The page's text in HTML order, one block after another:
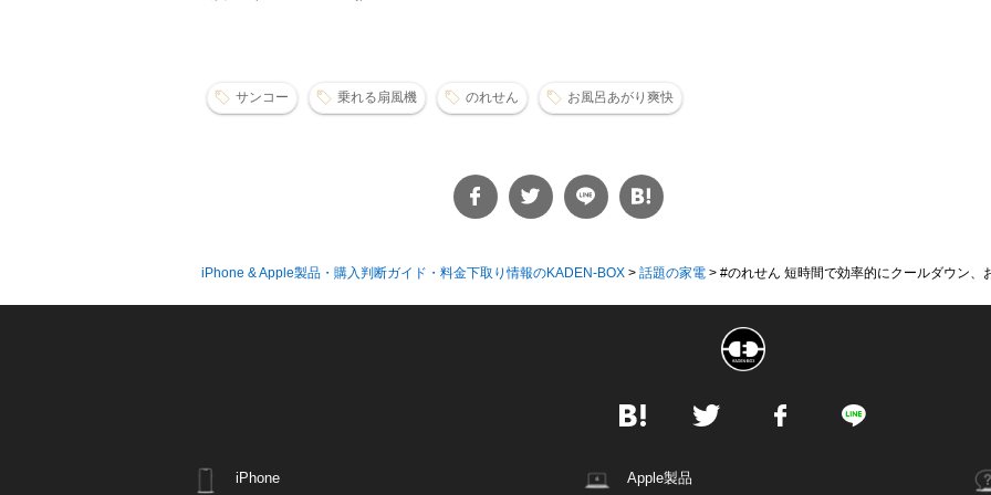
サンコー 乗れる扇風機 のれせん お風呂あがり爽快
iPhone & Apple製品・購入判断ガイド・料金下取り情報のKADEN-BOX > 話題の家電 > #のれせん 短時間で効率的にクールダウン、
iPhone Apple製品